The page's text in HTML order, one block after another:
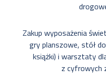
Zakup wyposażenia
gry planszowe, stół
książki) i warsztaty
z cyfrowych